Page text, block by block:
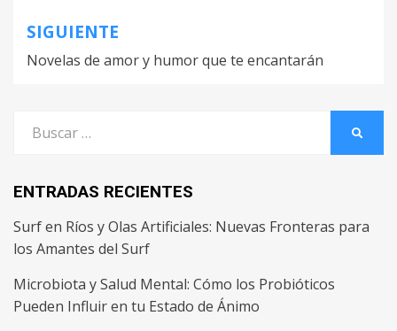
SIGUIENTE
Novelas de amor y humor que te encantarán
por:
ENTRADAS RECIENTES
Surf en Ríos y Olas Artificiales: Nuevas Fronteras para
los Amantes del Surf
Microbiota y Salud Mental: Cómo los Probióticos
Pueden Influir en tu Estado de Ánimo